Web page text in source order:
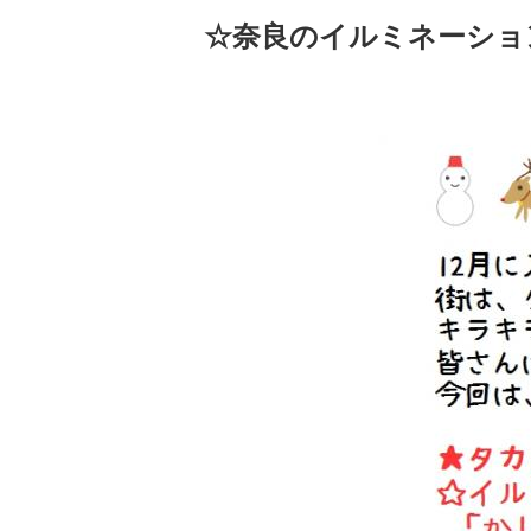
☆奈良のイルミネーシ